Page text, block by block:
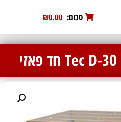
סכום: ₪0.00